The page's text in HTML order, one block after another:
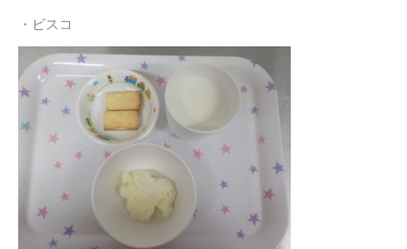
・ビスコ